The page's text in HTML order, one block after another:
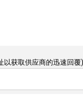
以获取供应商的迅速回覆)